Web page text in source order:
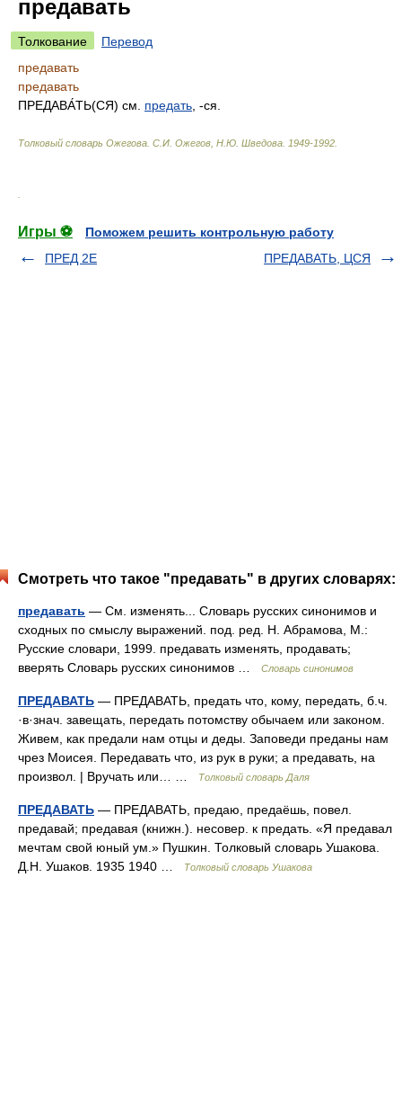
предавать
Толкование
Перевод
предавать
предавать
ПРЕДАВА́ТЬ(СЯ) см. предать , -ся.
Толковый словарь Ожегова С.И. Ожегов, Н.Ю. Шведова. 1949-1992
Игры ⚽
Поможем решить контрольную работу
ПРЕД 2Е
ПРЕДАВАТЬ, ЦСЯ
Смотреть что такое "предавать" в других словарях:
предавать — См. изменять... Словарь русских синонимов и
сходных по смыслу выражений. под. ред. Н. Абрамова, М.:
Русские словари, 1999. предавать изменять, продавать;
вверять Словарь русских синонимов …
Словарь синонимов
ПРЕДАВАТЬ — ПРЕДАВАТЬ, предать что, кому, передать, б.ч.
·в·знач. завещать, передать потомству обычаем или законом.
Живем, как предали нам отцы и деды. Заповеди преданы нам
чрез Моисея. Передавать что, из рук в руки; а предавать, на
произвол. | Вручать или… …
Толковый словарь Даля
ПРЕДАВАТЬ — ПРЕДАВАТЬ, предаю, предаёшь, повел.
предавай; предавая (книжн.). несовер. к предать. «Я предавал
мечтам свой юный ум.» Пушкин. Толковый словарь Ушакова.
Д.Н. Ушаков. 1935 1940 …
Толковый словарь Ушакова